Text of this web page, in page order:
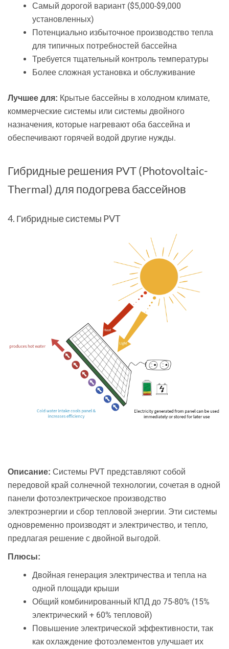
Самый дорогой вариант ($5,000-$9,000
установленных)
Потенциально избыточное производство тепла
для типичных потребностей бассейна
Требуется тщательный контроль температуры
Более сложная установка и обслуживание
Лучшее для: Крытые бассейны в холодном климате,
коммерческие системы или системы двойного
назначения, которые нагревают оба бассейна и
обеспечивают горячей водой другие нужды.
Гибридные решения PVT (Photovoltaic-
Thermal) для подогрева бассейнов
4. Гибридные системы PVT
Описание: Системы PVT представляют собой
передовой край солнечной технологии, сочетая в одной
панели фотоэлектрическое производство
электроэнергии и сбор тепловой энергии. Эти системы
одновременно производят и электричество, и тепло,
предлагая решение с двойной выгодой.
Плюсы:
Двойная генерация электричества и тепла на
одной площади крыши
Общий комбинированный КПД до 75-80% (15%
электрический + 60% тепловой)
Повышение электрической эффективности, так
как охлаждение фотоэлементов улучшает их